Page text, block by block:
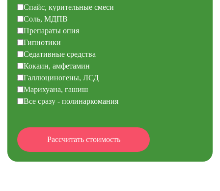
Спайс, курительные смеси
Соль, МДПВ
Препараты опия
Гипнотики
Седативные средства
Кокаин, амфетамин
Галлюциногены, ЛСД
Марихуана, гашиш
Все сразу - полинаркомания